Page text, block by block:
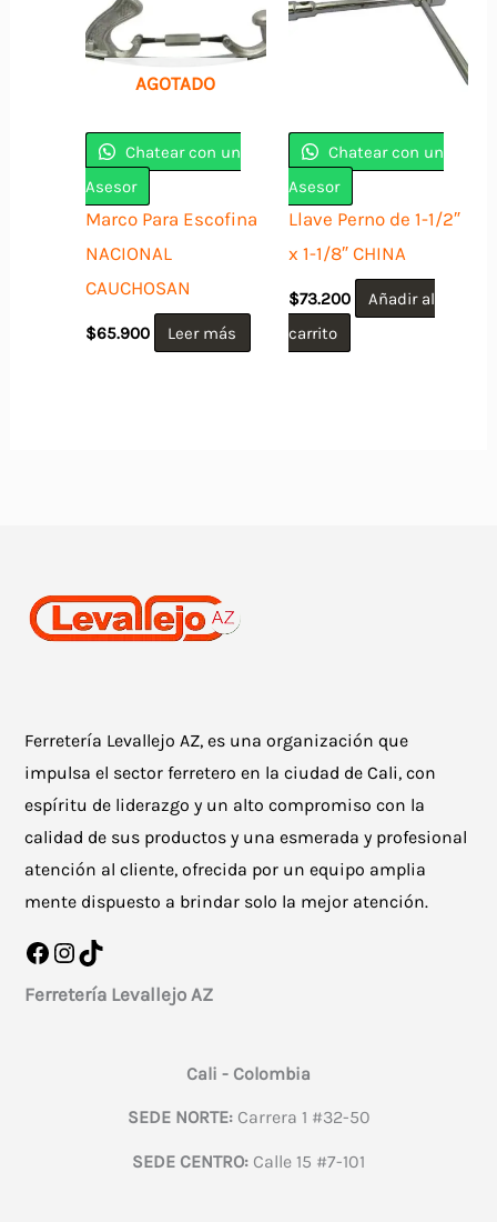
AGOTADO
Chatear con un
Asesor
Marco Para Escofina
NACIONAL
CAUCHOSAN
$65.900 Leer más
Chatear con un
Asesor
Llave Perno de 1-1/2″
x 1-1/8″ CHINA
$73.200
Añadir al
carrito
Ferretería Levallejo AZ, es una organización que
impulsa el sector ferretero en la ciudad de Cali, con
espíritu de liderazgo y un alto compromiso con la
calidad de sus productos y una esmerada y profesional
atención al cliente, ofrecida por un equipo amplia
mente dispuesto a brindar solo la mejor atención.
Facebook
Instagram
TikTok
Ferretería Levallejo AZ
Cali - Colombia
SEDE NORTE:Carrera 1 #32-50
SEDE CENTRO: Calle 15 #7-101